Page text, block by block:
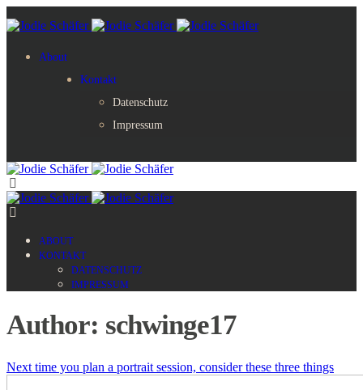
About
Kontakt
Datenschutz
Impressum
ABOUT
KONTAKT
DATENSCHUTZ
IMPRESSUM
Author: schwinge17
Next time you plan a portrait session, consider these three things